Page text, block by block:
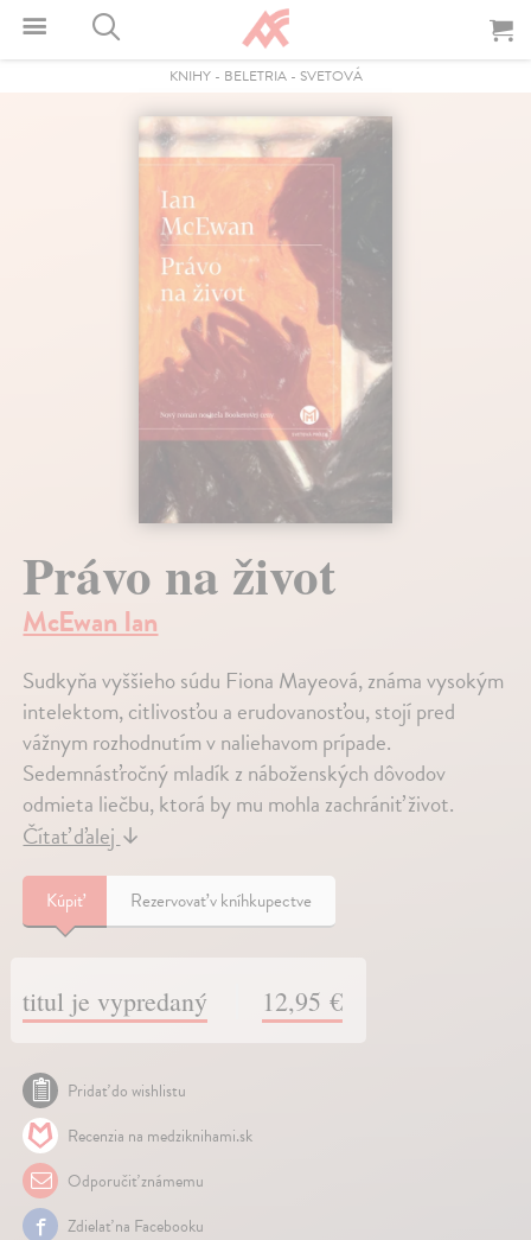
KNIHY- BELETRIA- SVETOVÁ
Právo na život
McEwan Ian
Sudkyňa vyššieho súdu Fiona Mayeová, známa vysokým
intelektom, citlivosťou a erudovanosťou, stojí pred
vážnym rozhodnutím v naliehavom prípade.
Sedemnásťročný mladík z náboženských dôvodov
odmieta liečbu, ktorá by mu mohla zachrániť život.
Čítať ďalej↓
Kúpiť Rezervovať v kníhkupectve
titul je vypredaný 12,95 €
Pridať do wishlistu
Recenzia na medziknihami.sk
Odporučiť známemu
Zdielať na Facebooku